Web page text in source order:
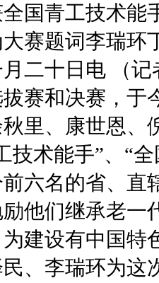
国青工技术能
赛题词李瑞环
二十日电 （
赛和决赛，于
里、康世恩、
技术能手”、“
六名的省、直
他们继承老一
建设有中国特
、李瑞环为这